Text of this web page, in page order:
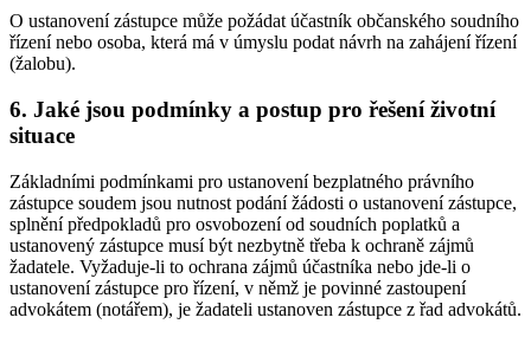
O ustanovení zástupce může požádat účastník občanského soudního
řízení nebo osoba, která má v úmyslu podat návrh na zahájení řízení
(žalobu).
6. Jaké jsou podmínky a postup pro řešení životní
situace
Základními podmínkami pro ustanovení bezplatného právního
zástupce soudem jsou nutnost podání žádosti o ustanovení zástupce,
splnění předpokladů pro osvobození od soudních poplatků a
ustanovený zástupce musí být nezbytně třeba k ochraně zájmů
žadatele. Vyžaduje-li to ochrana zájmů účastníka nebo jde-li o
ustanovení zástupce pro řízení, v němž je povinné zastoupení
advokátem (notářem), je žadateli ustanoven zástupce z řad advokátů.